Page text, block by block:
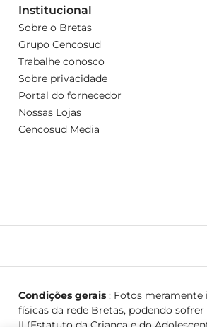
Institucional
Sobre o Bretas
Grupo Cencosud
Trabalhe conosco
Sobre privacidade
Portal do fornecedor
Nossas Lojas
Cencosud Media
Condições gerais: Fotos meramente
físicas da rede Bretas, podendo